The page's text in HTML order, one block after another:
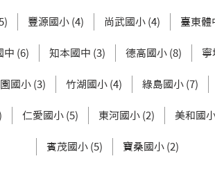
豐源國小 (4) 尚武國小 (4) 臺東體
中 (6) 知本國中 (3) 德高國小 (8) 寧
國小 (3) 竹湖國小 (4) 綠島國小 (7)
仁愛國小 (5) 東河國小 (2) 美和國
賓茂國小 (5) 寶桑國小 (2)